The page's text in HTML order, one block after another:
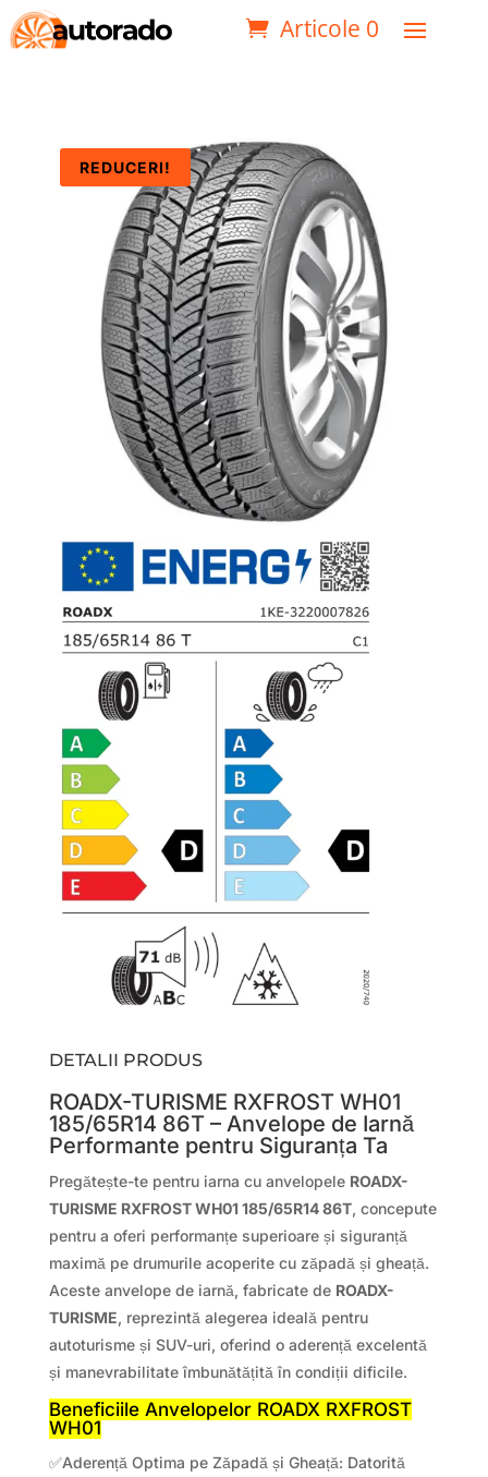
Articole 0
REDUCERI!
DETALII PRODUS
ROADX-TURISME RXFROST WH01
185/65R14 86T – Anvelope de Iarnă
Performante pentru Siguranța Ta
Pregătește-te pentru iarna cu anvelopele ROADX-
TURISME RXFROST WH01 185/65R14 86T, concepute
pentru a oferi performanțe superioare și siguranță
maximă pe drumurile acoperite cu zăpadă și gheață.
Aceste anvelope de iarnă, fabricate de ROADX-
TURISME, reprezintă alegerea ideală pentru
autoturisme și SUV-uri, oferind o aderență excelentă
și manevrabilitate îmbunătățită în condiții dificile.
Beneficiile Anvelopelor ROADX RXFROST
WH01
✅Aderență Optima pe Zăpadă și Gheață: Datorită